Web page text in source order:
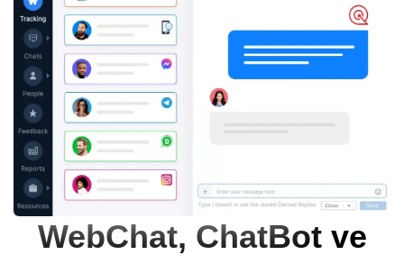
WebChat, ChatBot ve